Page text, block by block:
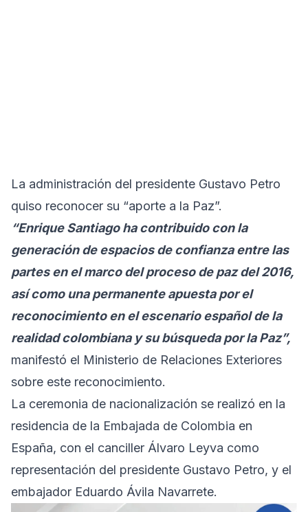
La administración del presidente Gustavo Petro
quiso reconocer su “aporte a la Paz”.
“Enrique Santiago ha contribuido con la
generación de espacios de confianza entre las
partes en el marco del proceso de paz del 2016,
así como una permanente apuesta por el
reconocimiento en el escenario español de la
realidad colombiana y su búsqueda por la Paz”,
manifestó el Ministerio de Relaciones Exteriores
sobre este reconocimiento.
La ceremonia de nacionalización se realizó en la
residencia de la Embajada de Colombia en
España, con el canciller Álvaro Leyva como
representación del presidente Gustavo Petro, y el
embajador Eduardo Ávila Navarrete.